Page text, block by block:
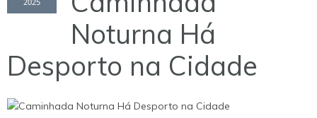
Noturna Há
Desporto na Cidade